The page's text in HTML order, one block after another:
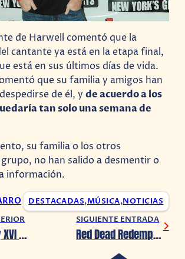
de Harwell comentó que la
cantante ya está en la etapa final,
está en sus últimos días de vida.
que su familia y amigos han
de él, yde acuerdo a los
tan solo una semana de
su familia o los otros
no han salido a desmentir o
información.
DESTACADAS,MÚSICA,NOTICIAS
Final Fantasy XVI tendrá 2 DLC y una versión para PC
SIGUIENTE ENTRADA
Red Dead Redemption 3 habría sido confirmado